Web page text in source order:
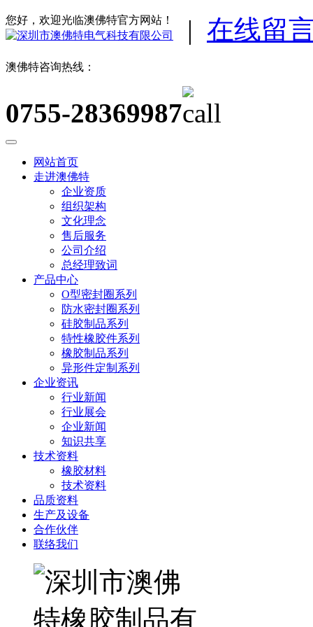
您好，欢迎光临澳佛特官方网站！ | 在线留
澳佛特咨询热线：
0755-28369987
网站首页
走进澳佛特
企业资质
组织架构
文化理念
售后服务
公司介绍
总经理致词
产品中心
O型密封圈系列
防水密封圈系列
硅胶制品系列
特性橡胶件系列
橡胶制品系列
异形件定制系列
企业资讯
行业新闻
行业展会
企业新闻
知识共享
技术资料
橡胶材料
技术资料
品质资料
生产及设备
合作伙伴
联络我们